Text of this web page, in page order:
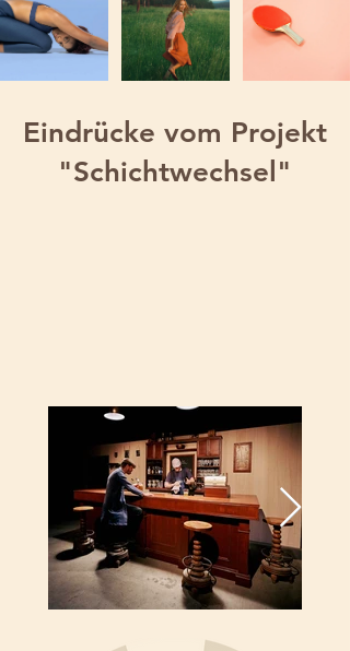
Eindrücke vom Projekt
"Schichtwechsel"